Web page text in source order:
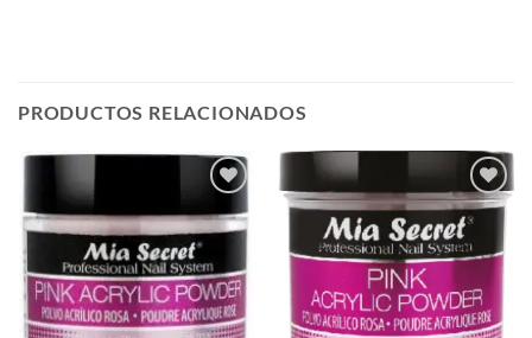
PRODUCTOS RELACIONADOS
Añadir
a la
lista de
deseos
Añadir
a la
lista de
deseos